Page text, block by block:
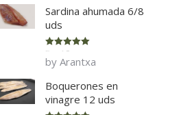
Sardina ahumada 6/8
uds
Rated 5
of 5
by Arantxa
Boquerones en
vinagre 12 uds